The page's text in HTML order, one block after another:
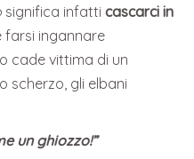
significa infatti cascarci in
farsi ingannare
cade vittima di un
scherzo, gli elbani
un ghiozzo!”